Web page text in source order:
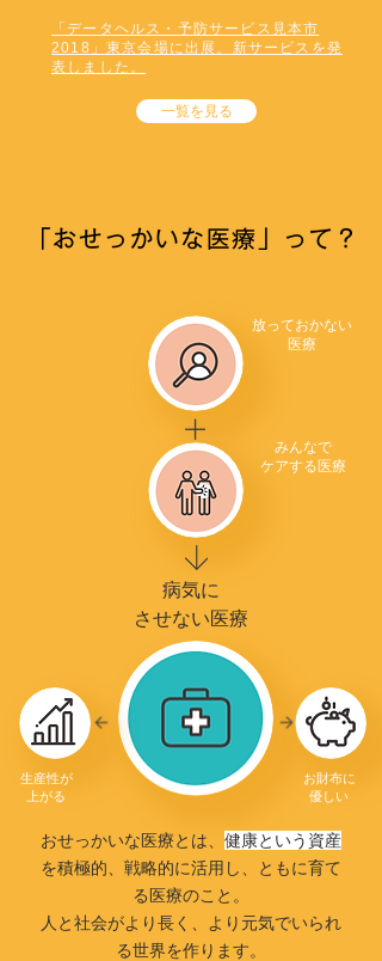
「データヘルス・予防サービス見本市
2018」東京会場に出展。新サービスを発
表しました。
一覧を見る
放っておかない
医療
みんなで
ケアする医療
病気に
させない医療
生産性が
上がる
お財布に
優しい
おせっかいな医療とは、 健康という資産
を積極的、戦略的に活用し、ともに育て
る医療のこと。
人と社会がより長く、より元気でいられ
る世界を作ります。